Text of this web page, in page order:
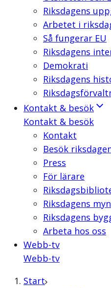
Riksdagens
Arbetet i
Så fungerar EU
Riksdagens
Demokrati
Riksdagens
Kontakt & besök
Kontakt & besök
Kontakt
Besök
Press
För lärare
Riksdagens
Riksdagens
Arbeta hos oss
Webb-tv
Webb-tv
Start